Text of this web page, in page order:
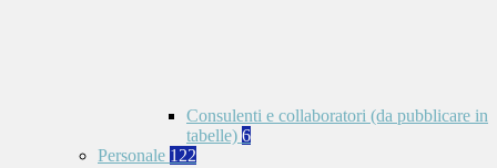
Consulenti e collaboratori (da pubblicare in
tabelle) 6
Personale 122